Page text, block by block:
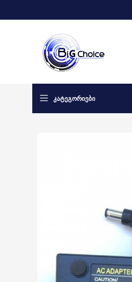
ᲙᲐᲢᲔᲒᲝᲠᲘᲔᲑᲘ